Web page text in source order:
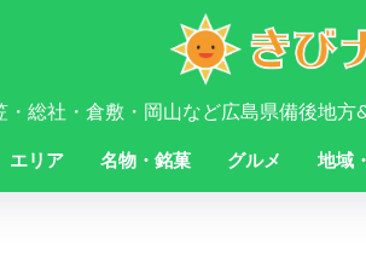
・総社・倉敷・岡山など広島県備後地
エリア 名物・銘菓 グルメ 地域